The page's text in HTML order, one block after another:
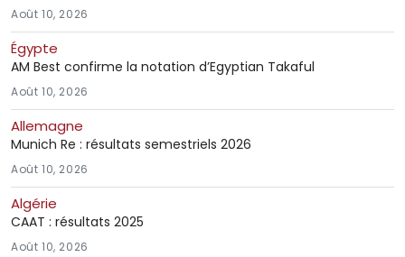
Août 10, 2026
Égypte
AM Best confirme la notation d’Egyptian Takaful
Août 10, 2026
Allemagne
Munich Re : résultats semestriels 2026
Août 10, 2026
Algérie
CAAT : résultats 2025
Août 10, 2026